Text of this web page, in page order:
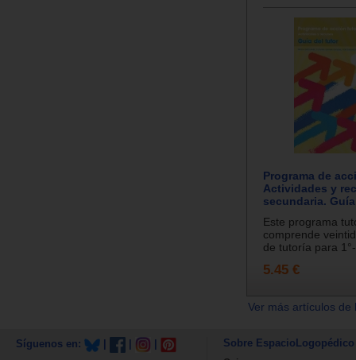
Programa de
Actividades y
secundaria.
Este programa
comprende
de tutoría para
5.45 €
Ver más artículos
Síguenos en: Sobre EspacioLogopédico